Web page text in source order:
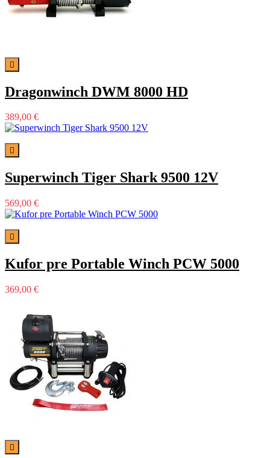

Dragonwinch DWM 8000 HD
389,00 €

Superwinch Tiger Shark 9500 12V
569,00 €

Kufor pre Portable Winch PCW 5000
369,00 €
